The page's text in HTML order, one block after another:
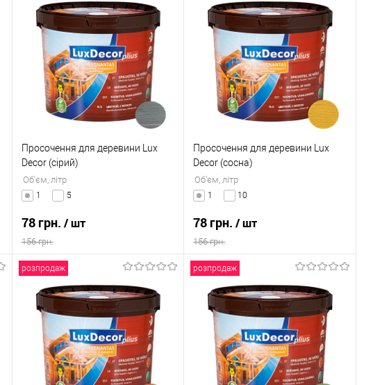
Купити в 1 клік
Порівняння
До обраного
В наявності
Купити в 1 клік
Порівняння
До обраного
В наявності
Просочення для деревини Lux
Decor (сірий)
Об'єм, літр
1 5
78 грн. / шт
156 грн.
Купити в 1 клік
Порівняння
До обраного
В наявності
Просочення для деревини Lux
Decor (сосна)
Об'єм, літр
1 10
78 грн./ шт
156 грн.
Купити в 1 клік
Порівняння
До обраного
В наявності
розпродаж розпродаж